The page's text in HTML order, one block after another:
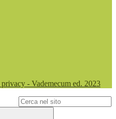
- Vademecum ed. 2023